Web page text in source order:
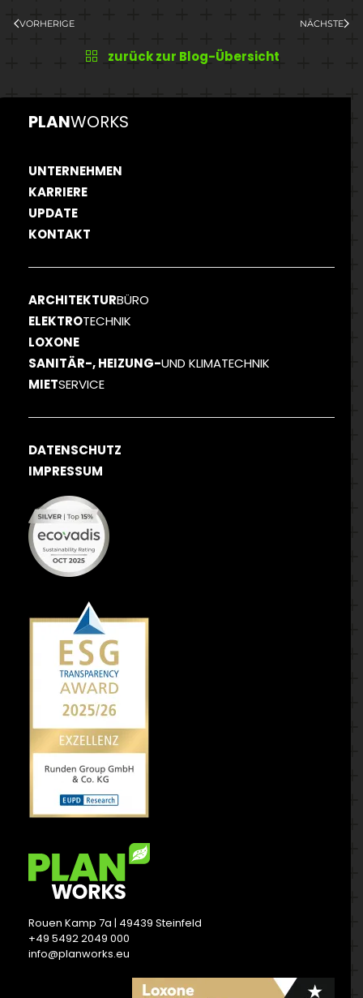
VORHERIGE NÄCHSTE
zurück zur Blog-Übersicht
PLANWORKS
UNTERNEHMEN
KARRIERE
UPDATE
KONTAKT
ARCHITEKTURBÜRO
ELEKTROTECHNIK
LOXONE
SANITÄR-, HEIZUNG-UND KLIMATECHNIK
MIETSERVICE
DATENSCHUTZ
IMPRESSUM
Rouen Kamp 7a | 49439 Steinfeld
+49 5492 2049 000
info@planworks.eu